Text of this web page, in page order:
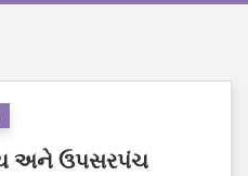
અને ઉપસરપંચ